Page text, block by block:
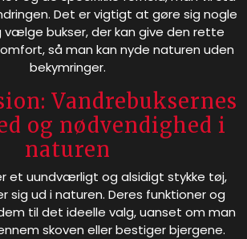
Det er vigtigt at gøre sig nogle
vælge bukser, der kan give den rette
så man kan nyde naturen uden
bekymringer.
Vandrebuksernes
og nødvendighed i
naturen
et uundværligt og alsidigt stykke tøj,
sig ud i naturen. Deres funktioner og
til det ideelle valg, uanset om man
skoven eller bestiger bjergene.